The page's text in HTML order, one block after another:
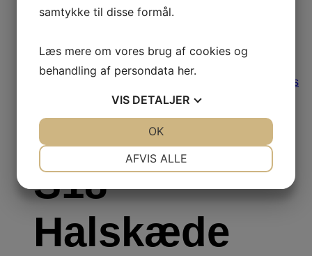
Læs
Halskæde
S18
Halskæde
samtykke til disse formål.
Læs mere om vores brug af cookies og
behandling af persondata her.
VIS DETALJER
MARKETING
AFVIS ALLE
OK